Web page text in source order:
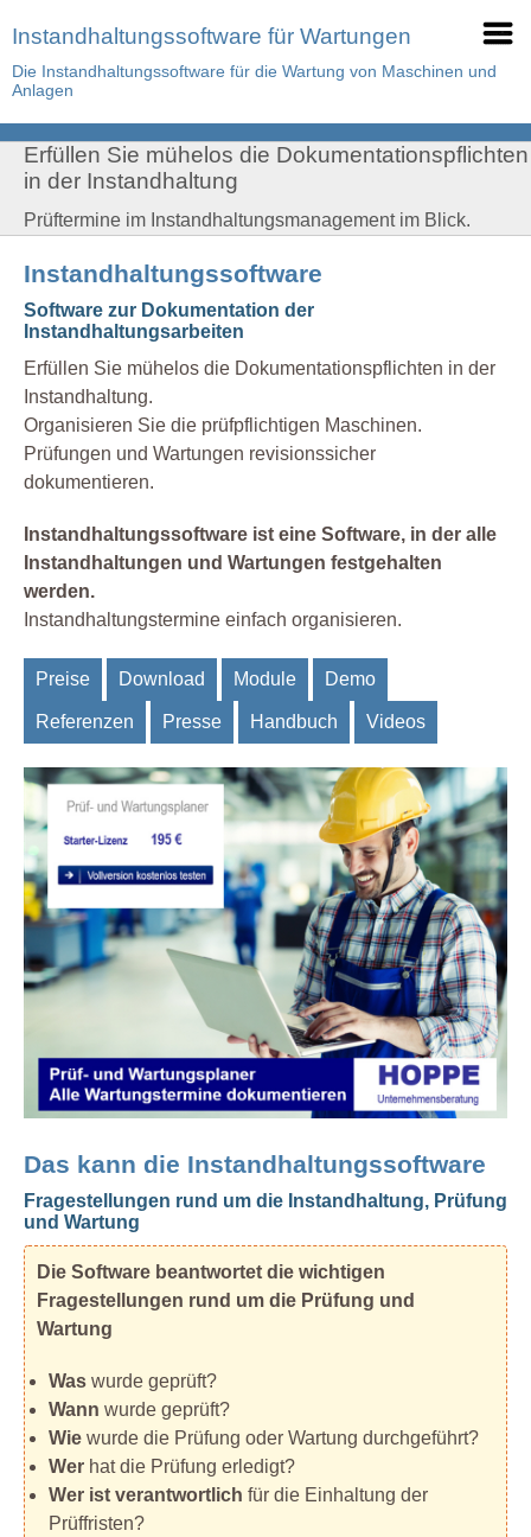
Instandhaltungssoftware für Wartungen
Die Instandhaltungssoftware für die Wartung von Maschinen und
Anlagen
Erfüllen Sie mühelos die Dokumentationspflichten
in der Instandhaltung
Prüftermine im Instandhaltungsmanagement im Blick.
Instandhaltungssoftware
Software zur Dokumentation der
Instandhaltungsarbeiten
Erfüllen Sie mühelos die Dokumentationspflichten in der
Instandhaltung.
Organisieren Sie die prüfpflichtigen Maschinen.
Prüfungen und Wartungen revisionssicher
dokumentieren.
Instandhaltungssoftware ist eine Software, in der alle
Instandhaltungen und Wartungen festgehalten
werden.
Instandhaltungstermine einfach organisieren.
Preise Download Module Demo
Referenzen Presse Handbuch Videos
Das kann die Instandhaltungssoftware
Fragestellungen rund um die Instandhaltung, Prüfung
und Wartung
Die Software beantwortet die wichtigen
Fragestellungen rund um die Prüfung und
Wartung
Was wurde geprüft?
Wann wurde geprüft?
Wie wurde die Prüfung oder Wartung durchgeführt?
Wer hat die Prüfung erledigt?
Wer ist verantwortlich für die Einhaltung der
Prüffristen?